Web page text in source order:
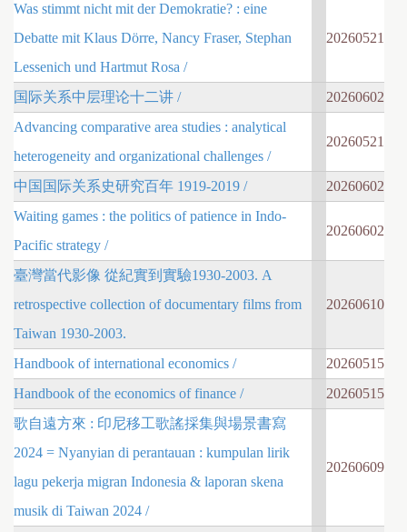
Was stimmt nicht mit der Demokratie? : eine
Debatte mit Klaus Dörre, Nancy Fraser, Stephan
Lessenich und Hartmut Rosa /
20260521
国际关系中层理论十二讲 /
20260602
Advancing comparative area studies : analytical
heterogeneity and organizational challenges /
20260521
中国国际关系史研究百年 1919-2019 /
20260602
Waiting games : the politics of patience in Indo-
Pacific strategy /
20260602
臺灣當代影像 從紀實到實驗1930-2003. A
retrospective collection of documentary films from
Taiwan 1930-2003.
20260610
Handbook of international economics /
20260515
Handbook of the economics of finance /
20260515
歌自遠方來 : 印尼移工歌謠採集與場景書寫
2024 = Nyanyian di perantauan : kumpulan lirik
lagu pekerja migran Indonesia & laporan skena
musik di Taiwan 2024 /
20260609